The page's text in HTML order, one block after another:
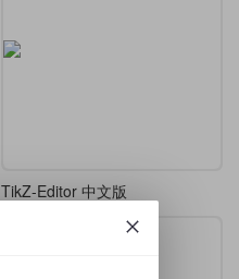
TikZ-Editor 中文版